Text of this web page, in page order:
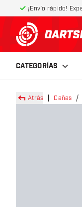
¡Envío rápido!
CATEGORÍAS
Atrás Cañas